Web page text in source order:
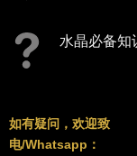
水晶必备知
如有疑问，欢迎致
电/Whatsapp：